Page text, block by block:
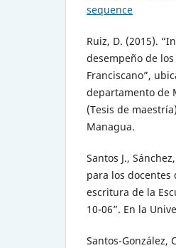
sequence
Ruiz, D. (2015).
desempeño de
Franciscano”,
departamento de
(Tesis de
Managua.
Santos J.,
para los
escritura de la
10-06”. En la
Santos-González,